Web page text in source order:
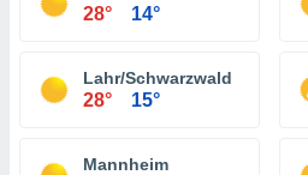
28° 14°
Lahr/Schwarzwald
28° 15°
Mannheim